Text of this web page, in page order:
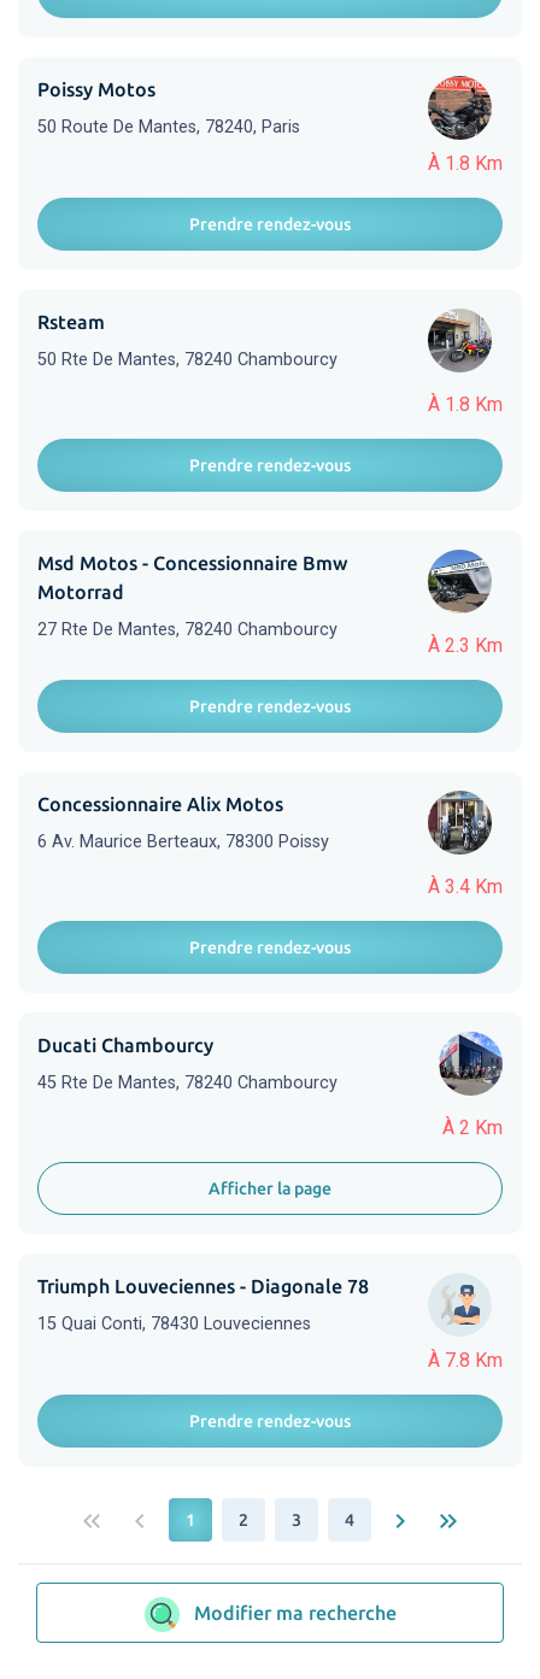
À 1.8 Km
Poissy Motos
50 Route De Mantes, 78240, Paris
Prendre rendez-vous
À 1.8 Km
Rsteam
50 Rte De Mantes, 78240 Chambourcy
Prendre rendez-vous
À 2.3 Km
Msd Motos - Concessionnaire Bmw
Motorrad
27 Rte De Mantes, 78240 Chambourcy
Prendre rendez-vous
À 3.4 Km
Concessionnaire Alix Motos
6 Av. Maurice Berteaux, 78300 Poissy
Prendre rendez-vous
À 2 Km
Ducati Chambourcy
45 Rte De Mantes, 78240 Chambourcy
Afficher la page
À 7.8 Km
Triumph Louveciennes - Diagonale 78
15 Quai Conti, 78430 Louveciennes
Prendre rendez-vous
keyboard_double_arrow_left keyboard_arrow_left 1 2 3 4 keyboard_arrow_right keyboard_double_arrow_right
Modifier ma recherche